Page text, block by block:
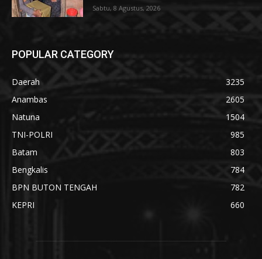
Sabtu, 8 Agustus, 2026
POPULAR CATEGORY
Daerah
3235
Anambas
2605
Natuna
1504
TNI-POLRI
985
Batam
803
Bengkalis
784
BPN BUTON TENGAH
782
KEPRI
660